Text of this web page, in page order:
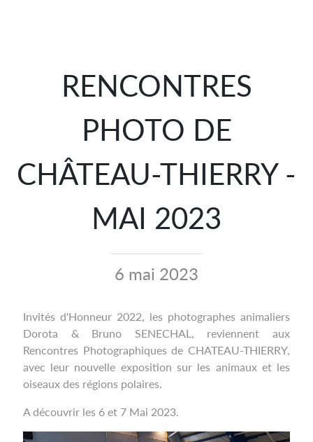
RENCONTRES
PHOTO DE
CHÂTEAU-THIERRY -
MAI 2023
6 mai 2023
Invités d'Honneur 2022, les photographes animaliers
Dorota & Bruno SENECHAL, reviennent aux
Rencontres Photographiques de CHATEAU-THIERRY,
avec leur nouvelle exposition sur les animaux et les
oiseaux des régions polaires.
A découvrir les 6 et 7 Mai 2023.